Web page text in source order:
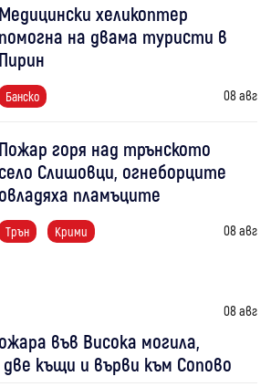
Медицински хеликоптер
помогна на двама туристи в
Пирин
Банско 08 авг
Пожар горя над трънското
село Слишовци, огнеборците
овладяха пламъците
Трън Крими 08 авг
08 авг
във Висока могила,
къщи и върви към Сопово